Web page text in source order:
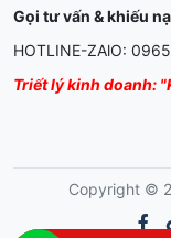
Gọi tư vấn & khiếu
HOTLINE-ZAlO:
Triết lý kinh doanh:
Copyright ©